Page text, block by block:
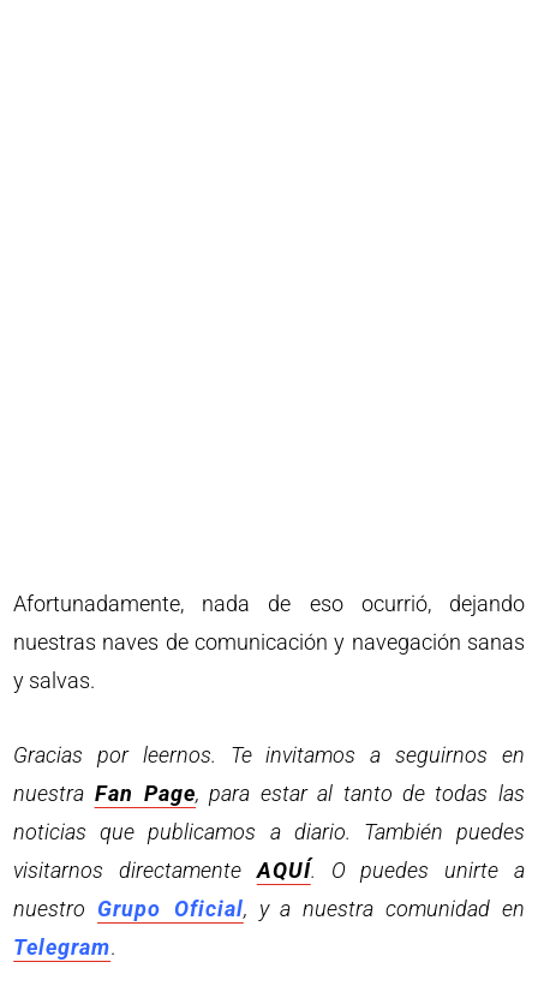
Afortunadamente, nada de eso ocurrió, dejando
nuestras naves de comunicación y navegación sanas
y salvas.
Gracias por leernos. Te invitamos a seguirnos en
nuestra Fan Page, para estar al tanto de todas las
noticias que publicamos a diario. También puedes
visitarnos directamenteAQUÍ. O puedes unirte a
nuestro Grupo Oficial, y a nuestra comunidad en
Telegram.